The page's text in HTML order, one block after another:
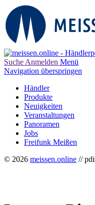
Suche Anmelden Menü
Navigation überspringen
Händler
Produkte
Neuigkeiten
Veranstaltungen
Panoramen
Jobs
Freifunk Meißen
© 2026 meissen.online //